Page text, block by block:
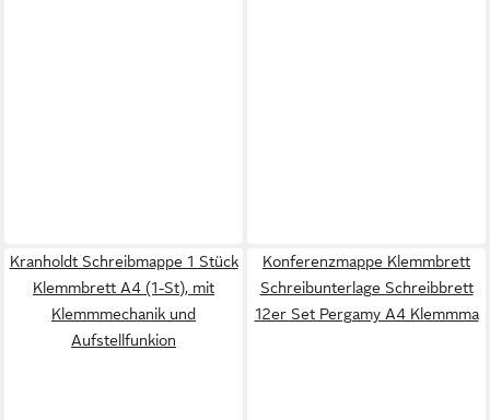
Kranholdt Schreibmappe 1 Stück
Klemmbrett A4 (1-St), mit
Klemmmechanik und
Aufstellfunkion
Konferenzmappe Klemmbrett
Schreibunterlage Schreibbrett
12er Set Pergamy A4 Klemmma